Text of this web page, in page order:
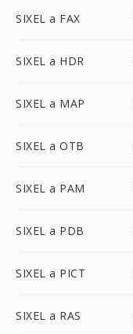
SIXEL a FAX
SIXEL a HDR
SIXEL a MAP
SIXEL a OTB
SIXEL a PAM
SIXEL a PDB
SIXEL a PICT
SIXEL a RAS